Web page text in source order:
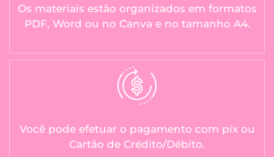
Os materiais estão organizados em formatos
PDF, Word ou no Canva e no tamanho A4.
Você pode efetuar o pagamento com pix ou
Cartão de Crédito/Débito.